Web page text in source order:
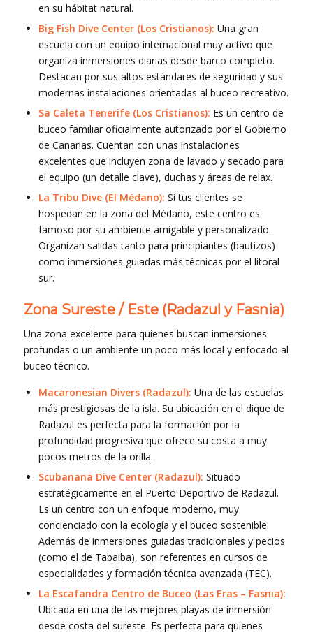
en su hábitat natural.
Big Fish Dive Center (Los Cristianos): Una gran
escuela con un equipo internacional muy activo que
organiza inmersiones diarias desde barco completo.
Destacan por sus altos estándares de seguridad y sus
modernas instalaciones orientadas al buceo recreativo.
Sa Caleta Tenerife (Los Cristianos): Es un centro de
buceo familiar oficialmente autorizado por el Gobierno
de Canarias. Cuentan con unas instalaciones
excelentes que incluyen zona de lavado y secado para
el equipo (un detalle clave), duchas y áreas de relax.
La Tribu Dive (El Médano): Si tus clientes se
hospedan en la zona del Médano, este centro es
famoso por su ambiente amigable y personalizado.
Organizan salidas tanto para principiantes (bautizos)
como inmersiones guiadas más técnicas por el litoral
sur.
Zona Sureste / Este (Radazul y Fasnia)
Una zona excelente para quienes buscan inmersiones
profundas o un ambiente un poco más local y enfocado al
buceo técnico.
Macaronesian Divers (Radazul): Una de las escuelas
más prestigiosas de la isla. Su ubicación en el dique de
Radazul es perfecta para la formación por la
profundidad progresiva que ofrece su costa a muy
pocos metros de la orilla.
Scubanana Dive Center (Radazul): Situado
estratégicamente en el Puerto Deportivo de Radazul.
Es un centro con un enfoque moderno, muy
concienciado con la ecología y el buceo sostenible.
Además de inmersiones guiadas tradicionales y pecios
(como el de Tabaiba), son referentes en cursos de
especialidades y formación técnica avanzada (TEC).
La Escafandra Centro de Buceo (Las Eras – Fasnia):
Ubicada en una de las mejores playas de inmersión
desde costa del sureste. Es perfecta para quienes